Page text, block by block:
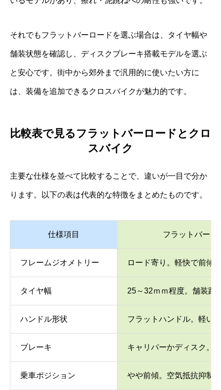
それでもフラットバーロードを選ぶ場合は、タイヤ幅や
舗装状態を確認し、ディスクブレーキ搭載モデルを選ぶ
と安心です。街中から郊外まで汎用的に使いたい方に
は、装備を追加できるクロスバイクが魅力的です。
比較表で見るフラットバーロードとクロ
スバイク
主要な仕様を並べて比較することで、違いが一目で分か
ります。以下の表は代表的な特徴をまとめたものです。
仕様項目 フラットバーロ
フレームジオメトリー ロード寄り。軽快で前傾
タイヤ幅 25～32ｍｍ程度。舗装路
ハンドル形状 フラットハンドル。軽い
ブレーキ キャリパーかディスク。
乗車ポジション やや前傾。空気抵抗抑制